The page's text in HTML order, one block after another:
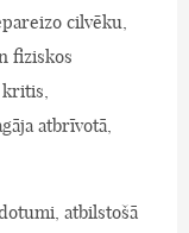
cilvēku,
fiziskos
atbrīvotā,
atbilstošā